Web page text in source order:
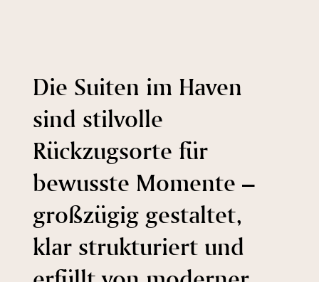
Die Suiten im Haven
sind stilvolle
Rückzugsorte für
bewusste Momente –
großzügig gestaltet,
klar strukturiert und